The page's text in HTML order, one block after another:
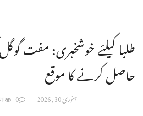
طلبا کیلئے خوشخبری: مفت
حاصل کرنے کا موقع
جنوری 30, 2026 0